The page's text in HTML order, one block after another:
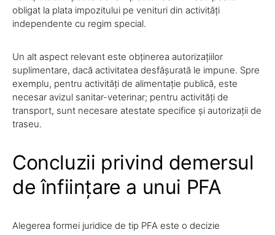
obligat la plata impozitului pe venituri din activități
independente cu regim special.
Un alt aspect relevant este obținerea autorizațiilor
suplimentare, dacă activitatea desfășurată le impune. Spre
exemplu, pentru activități de alimentație publică, este
necesar avizul sanitar-veterinar; pentru activități de
transport, sunt necesare atestate specifice și autorizații de
traseu.
Concluzii privind demersul
de înființare a unui PFA
Alegerea formei juridice de tip PFA este o decizie